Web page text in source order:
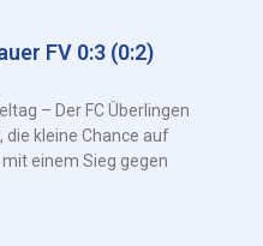
FV 0:3 (0:2)
– Der FC Überlingen
die kleine Chance auf
einem Sieg gegen